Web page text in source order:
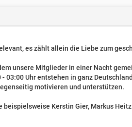
es zählt allein die Liebe zum
unsere Mitglieder in einer Nacht
Uhr entstehen in ganz
motivieren und unterstützen.
Kerstin Gier, Markus